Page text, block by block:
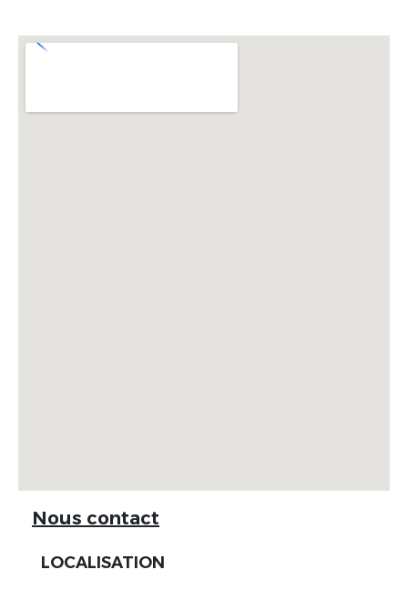
Nous contact
LOCALISATION